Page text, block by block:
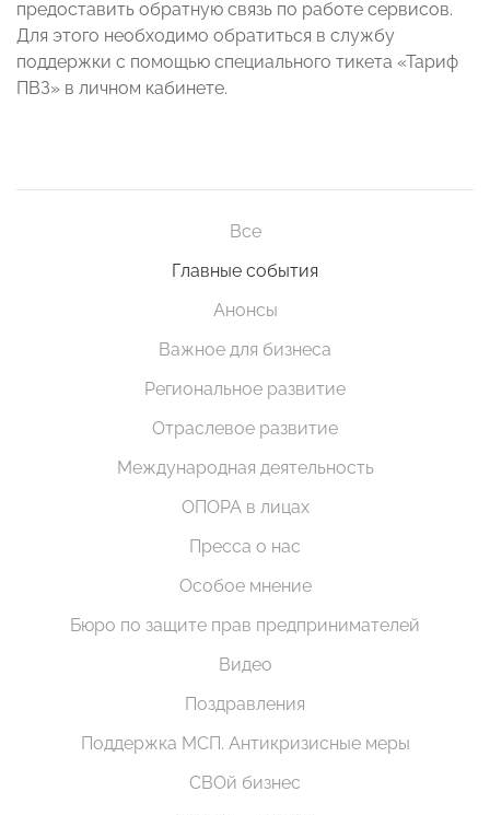
предоставить обратную связь по работе сервисов.
Для этого необходимо обратиться в службу
поддержки с помощью специального тикета «Тариф
ПВЗ» в личном кабинете.
Все
Главные события
Анонсы
Важное для бизнеса
Региональное развитие
Отраслевое развитие
Международная деятельность
ОПОРА в лицах
Пресса о нас
Особое мнение
Бюро по защите прав предпринимателей
Видео
Поздравления
Поддержка МСП. Антикризисные меры
СВОй бизнес